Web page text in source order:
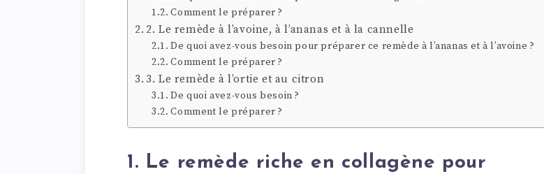
Comment le préparer ?
2. Le remède à l’avoine, à l’ananas et à la cannelle
De quoi avez-vous besoin pour préparer ce remède à l’ananas et à l’avoine ?
Comment le préparer ?
3. Le remède à l’ortie et au citron
De quoi avez-vous besoin ?
Comment le préparer ?
1. Le remède riche en collagène pour